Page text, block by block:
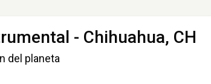
- Chihuahua, CH
del planeta